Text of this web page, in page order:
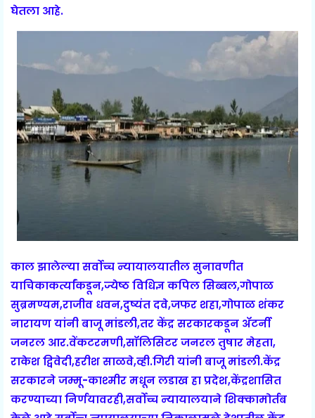
घेतला आहे.
काल झालेल्या सर्वोच्च न्यायालयातील सुनावणीत
याचिकाकर्त्यांकडून,ज्येष्ठ विधिज्ञ कपिल सिब्बल,गोपाळ
सुब्रमण्यम,राजीव धवन,दुष्यंत दवे,जफर शहा,गोपाळ शंकर
नारायण यांनी बाजू मांडली,तर केंद्र सरकारकडून ॲटर्नी
जनरल आर.वेंकटरमणी,सॉलिसिटर जनरल तुषार मेहता,
राकेश द्विवेदी,हरीश साळवे,व्ही.गिरी यांनी बाजू मांडली.केंद्र
सरकारने जम्मू-काश्मीर मधून लडाख हा प्रदेश,केंद्रशासित
करण्याच्या निर्णयावरही,सर्वोच्च न्यायालयाने शिक्कामोर्तब